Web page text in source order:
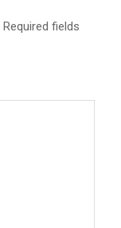
Required fields